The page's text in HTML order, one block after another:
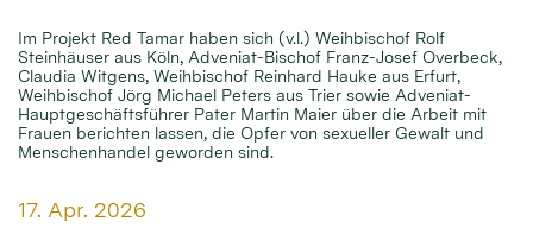
Im Projekt Red Tamar haben sich (v.l.) Weihbischof Rolf
Steinhäuser aus Köln, Adveniat-Bischof Franz-Josef Overbeck,
Claudia Witgens, Weihbischof Reinhard Hauke aus Erfurt,
Weihbischof Jörg Michael Peters aus Trier sowie Adveniat-
Hauptgeschäftsführer Pater Martin Maier über die Arbeit mit
Frauen berichten lassen, die Opfer von sexueller Gewalt und
Menschenhandel geworden sind.
Datum:
17. Apr. 2026